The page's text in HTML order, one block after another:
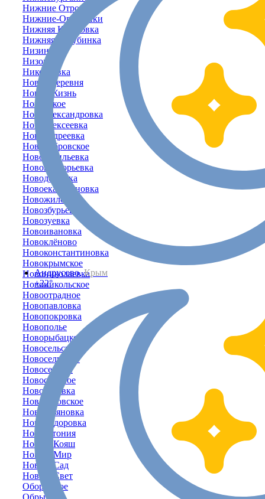
Андрусово,Крым
+22°
Нижние Отрожки
Нижние-Орешники
Нижняя Кутузовка
Нижняя-Голубинка
Низинное
Низовка
Николаевка
Новая Деревня
Новая Жизнь
Новенькое
Новоалександровка
Новоалексеевка
Новоандреевка
Новобобровское
Нововасильевка
Новогригорьевка
Новодолинка
Новоекатериновка
Новожиловка
Новозбурьевка
Новозуевка
Новоивановка
Новоклёново
Новоконстантиновка
Новокрымское
Новониколаевка
Новоникольское
Новоотрадное
Новопавловка
Новопокровка
Новополье
Новорыбацкое
Новосельское
Новосельцево
Новосельцы
Новостепное
Новосёловка
Новосёловское
Новоульяновка
Новофёдоровка
Новоэстония
Новый Кояш
Новый Мир
Новый Сад
Новый Свет
Оборонное
Обрыв